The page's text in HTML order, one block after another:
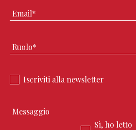
Iscriviti alla newsletter
Sì, ho letto